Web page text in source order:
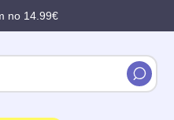
no 14.99€